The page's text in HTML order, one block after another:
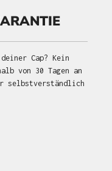
Cap? Kein
von 30 Tagen an
selbstverständlich